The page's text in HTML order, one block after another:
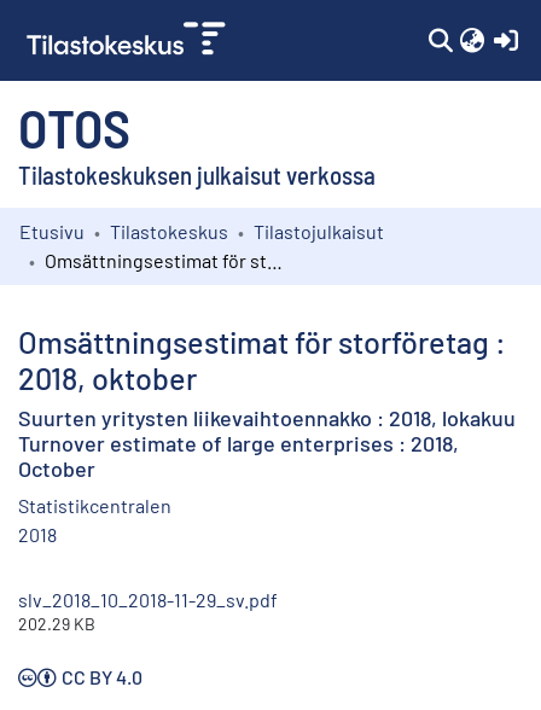
OTOS
Tilastokeskuksen julkaisut verkossa
Kokoelmat
Etusivu Tilastokeskus
Tilastojulkaisut
Omsättningsestimat för storföretag :
2018, oktober
Suurten yritysten liikevaihtoennakko : 2018, lokakuu
Turnover estimate of large enterprises : 2018,
October
Statistikcentralen
2018
slv_2018_10_2018-11-29_sv.pdf
202.29 KB
CC BY 4.0